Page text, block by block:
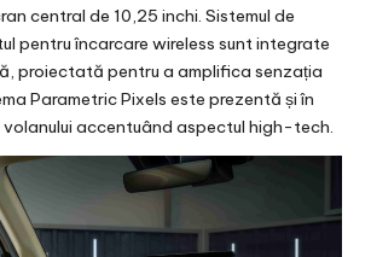
central de 10,25 inchi. Sistemul de
pentru încarcare wireless sunt integrate
proiectată pentru a amplifica senzația
Parametric Pixels este prezentă și în
accentuând aspectul high-tech.